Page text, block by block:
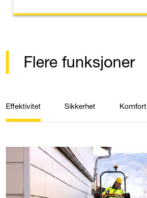
Flere funksjoner
Effektivitet Sikkerhet Komfort